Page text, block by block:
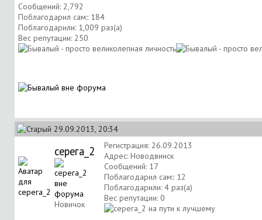
Сообщений: 2,792
Поблагодарил сам:: 184
Поблагодарили: 1,009 раз(а)
Вес репутации: 250
29.09.2013, 20:34
серега_2
Новичок
Регистрация: 26.09.2013
Адрес: Новодвинск
Сообщений: 17
Поблагодарил сам:: 12
Поблагодарили: 4 раз(а)
Вес репутации: 0